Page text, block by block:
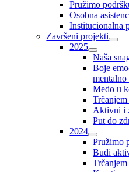
Pružimo
Osobna
Institucionalna
Završeni projekti
2025
Naša
Boje
Medo u
Aktivni i
Put do
2024
Pružimo
Budi